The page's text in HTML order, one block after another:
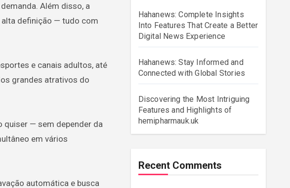
Além disso, a
definição — tudo com
e canais adultos, até
grandes atrativos do
quiser — sem depender da
em vários
automática e busca
Hahanews: Complete Insights
Into Features That Create a Better
Digital News Experience
Hahanews: Stay Informed and
Connected with Global Stories
Discovering the Most Intriguing
Features and Highlights of
hemipharmauk.uk
Recent Comments